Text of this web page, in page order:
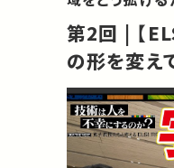
第2回 | 【
の形を変え